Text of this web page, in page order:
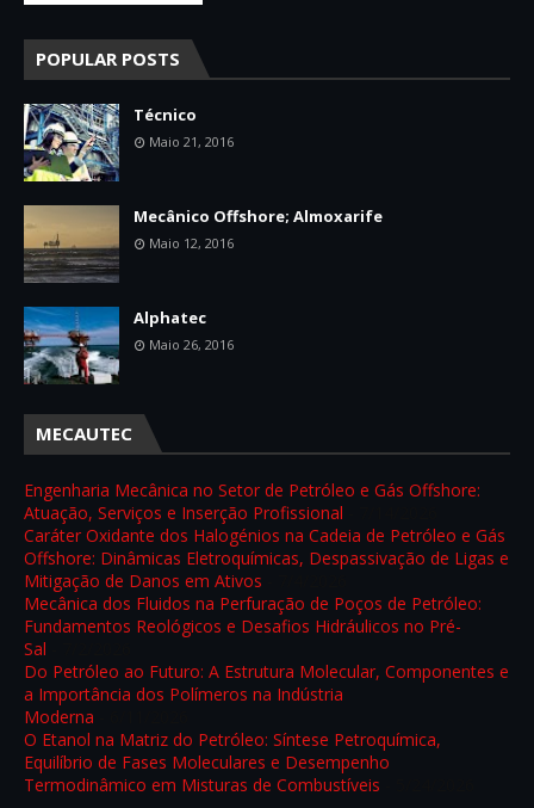
POPULAR POSTS
Técnico
Maio 21, 2016
Mecânico Offshore; Almoxarife
Maio 12, 2016
Alphatec
Maio 26, 2016
MECAUTEC
Engenharia Mecânica no Setor de Petróleo e Gás Offshore:
Atuação, Serviços e Inserção Profissional
Caráter Oxidante dos Halogénios na Cadeia de Petróleo e Gás
Offshore: Dinâmicas Eletroquímicas, Despassivação de Ligas e
Mitigação de Danos em Ativos
Mecânica dos Fluidos na Perfuração de Poços de Petróleo:
Fundamentos Reológicos e Desafios Hidráulicos no Pré-
Sal
Do Petróleo ao Futuro: A Estrutura Molecular, Componentes e
a Importância dos Polímeros na Indústria
Moderna
O Etanol na Matriz do Petróleo: Síntese Petroquímica,
Equilíbrio de Fases Moleculares e Desempenho
Termodinâmico em Misturas de Combustíveis